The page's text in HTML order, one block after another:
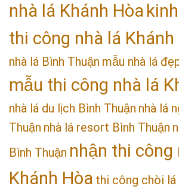
nhà lá Khánh Hòa
thi công nhà lá Khánh
nhà lá Bình Thuận mẫu nhà lá
mẫu thi công nhà lá
nhà lá du lịch Bình Thuận nhà lá
Thuận nhà lá resort Bình Thuận
Bình Thuận nhận thi công
Khánh Hòa thi công chòi lá